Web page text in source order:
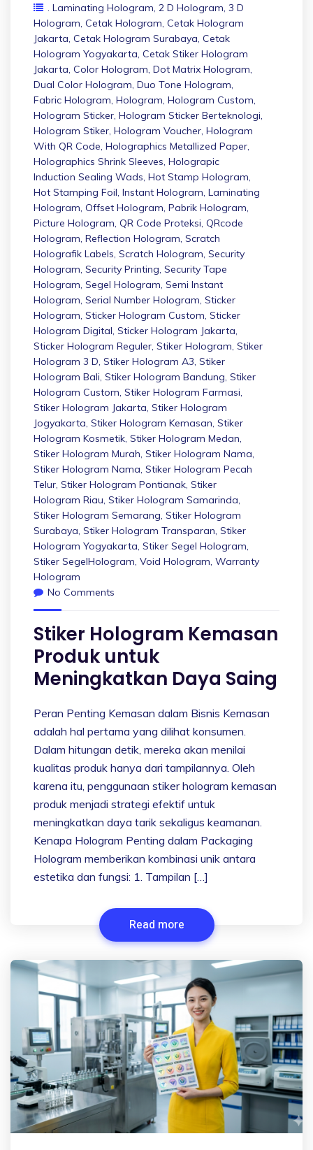
. Laminating Hologram, 2 D Hologram, 3 D
Hologram, Cetak Hologram, Cetak Hologram
Jakarta, Cetak Hologram Surabaya, Cetak
Hologram Yogyakarta, Cetak Stiker Hologram
Jakarta, Color Hologram, Dot Matrix Hologram,
Dual Color Hologram, Duo Tone Hologram,
Fabric Hologram, Hologram, Hologram Custom,
Hologram Sticker, Hologram Sticker Berteknologi,
Hologram Stiker, Hologram Voucher, Hologram
With QR Code, Holographics Metallized Paper,
Holographics Shrink Sleeves, Holograpic
Induction Sealing Wads, Hot Stamp Hologram,
Hot Stamping Foil, Instant Hologram, Laminating
Hologram, Offset Hologram, Pabrik Hologram,
Picture Hologram, QR Code Proteksi, QRcode
Hologram, Reflection Hologram, Scratch
Holografik Labels, Scratch Hologram, Security
Hologram, Security Printing, Security Tape
Hologram, Segel Hologram, Semi Instant
Hologram, Serial Number Hologram, Sticker
Hologram, Sticker Hologram Custom, Sticker
Hologram Digital, Sticker Hologram Jakarta,
Sticker Hologram Reguler, Stiker Hologram, Stiker
Hologram 3 D, Stiker Hologram A3, Stiker
Hologram Bali, Stiker Hologram Bandung, Stiker
Hologram Custom, Stiker Hologram Farmasi,
Stiker Hologram Jakarta, Stiker Hologram
Jogyakarta, Stiker Hologram Kemasan, Stiker
Hologram Kosmetik, Stiker Hologram Medan,
Stiker Hologram Murah, Stiker Hologram Nama,
Stiker Hologram Nama, Stiker Hologram Pecah
Telur, Stiker Hologram Pontianak, Stiker
Hologram Riau, Stiker Hologram Samarinda,
Stiker Hologram Semarang, Stiker Hologram
Surabaya, Stiker Hologram Transparan, Stiker
Hologram Yogyakarta, Stiker Segel Hologram,
Stiker SegelHologram, Void Hologram, Warranty
Hologram
No Comments
Stiker Hologram Kemasan
Produk untuk
Meningkatkan Daya Saing
Peran Penting Kemasan dalam Bisnis Kemasan
adalah hal pertama yang dilihat konsumen.
Dalam hitungan detik, mereka akan menilai
kualitas produk hanya dari tampilannya. Oleh
karena itu, penggunaan stiker hologram kemasan
produk menjadi strategi efektif untuk
meningkatkan daya tarik sekaligus keamanan.
Kenapa Hologram Penting dalam Packaging
Hologram memberikan kombinasi unik antara
estetika dan fungsi: 1. Tampilan […]
Read more